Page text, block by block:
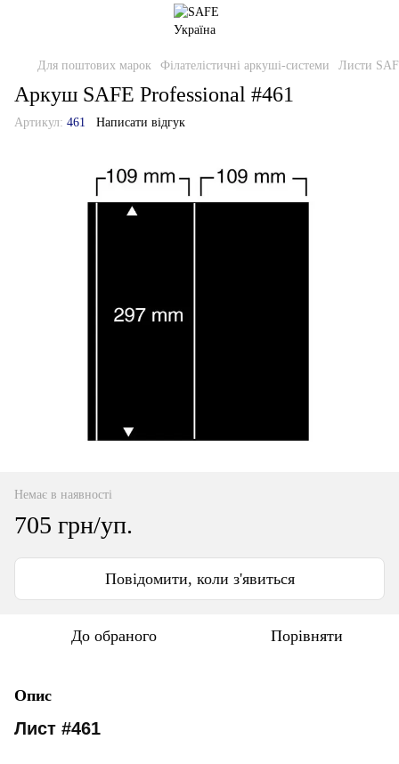
Для поштових марок Філателістичні аркуші-системи Листи
Аркуш SAFE Professional #461
Артикул: 461 Написати відгук
Немає в наявності
705 грн/уп.
Повідомити, коли з'явиться
До обраного Порівняти
Опис
Лист #461